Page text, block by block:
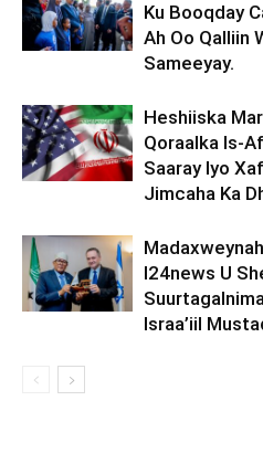
Ku Booqday
Ah Oo Qalliin
Sameeyay.
Heshiiska
Qoraalka Is-
Saaray Iyo
Jimcaha Ka
I24news U
Israa’iil